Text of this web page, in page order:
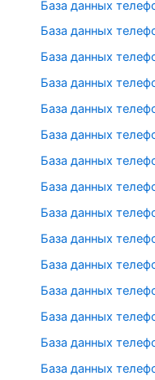
База данных
База данных
База данных
База данных
База данных
База данных
База данных
База данных
База данных
База данных
База данных
База данных
База данных
База данных
База данных